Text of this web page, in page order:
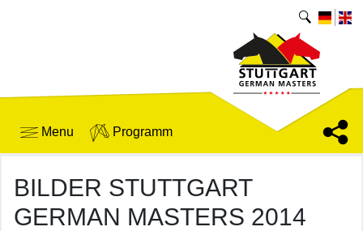
Menu Programm
BILDER STUTTGART
GERMAN MASTERS 2014